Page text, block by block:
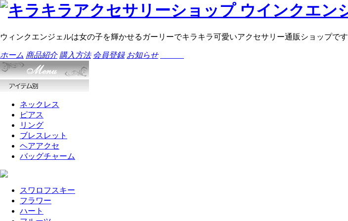
ウィンクエンジェルは女の子を輝かせるガーリーでキラキラ可愛いアクセサリー通販ショップです
ホーム 商品紹介 購入方法 会員登録 お知らせ
ネックレス
ピアス
リング
ブレスレット
ヘアアクセ
バッグチャーム
スワロフスキー
フラワー
ハート